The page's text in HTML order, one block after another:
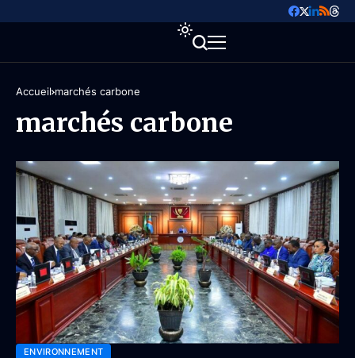
Accueil marchés carbone
marchés carbone
ENVIRONNEMENT